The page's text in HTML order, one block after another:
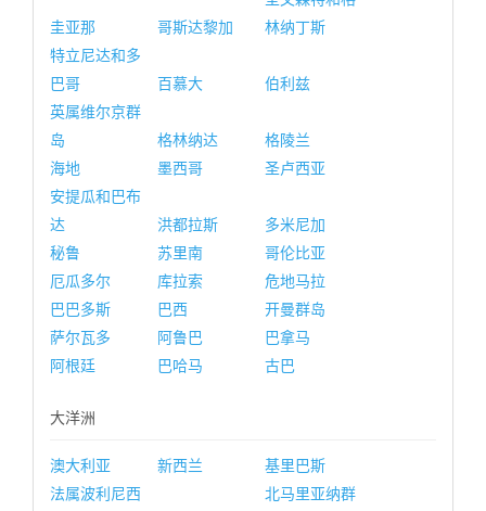
圭亚那 哥斯达黎加
林纳丁斯
特立尼达和多
巴哥
百慕大
伯利兹
英属维尔京群
岛
格林纳达
格陵兰
海地
墨西哥
圣卢西亚
安提瓜和巴布
达
洪都拉斯
多米尼加
秘鲁
苏里南
哥伦比亚
厄瓜多尔
库拉索
危地马拉
巴巴多斯
巴西
开曼群岛
萨尔瓦多
阿鲁巴
巴拿马
阿根廷
巴哈马 古巴
大洋洲
澳大利亚 新西兰
基里巴斯
法属波利尼西
北马里亚纳群